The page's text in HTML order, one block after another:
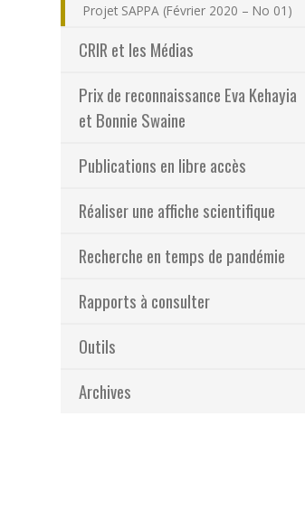
Projet SAPPA (Février 2020 – No 01)
CRIR et les Médias
Prix de reconnaissance Eva Kehayia
et Bonnie Swaine
Publications en libre accès
Réaliser une affiche scientifique
Recherche en temps de pandémie
Rapports à consulter
Outils
Archives